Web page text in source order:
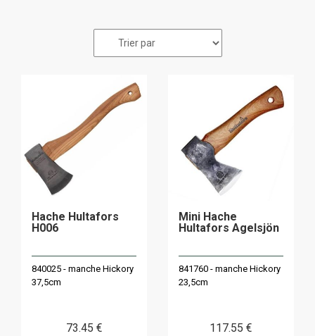
Hache Hultafors
H006
840025 - manche Hickory
37,5cm
73.45 €
Mini Hache
Hultafors Agelsjön
841760 - manche Hickory
23,5cm
117.55 €